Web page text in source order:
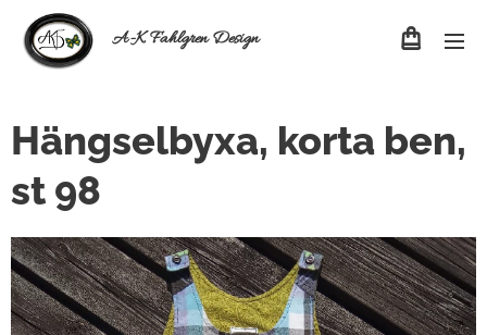
A-K Fahlgren Design
Hängselbyxa, korta ben,
st 98